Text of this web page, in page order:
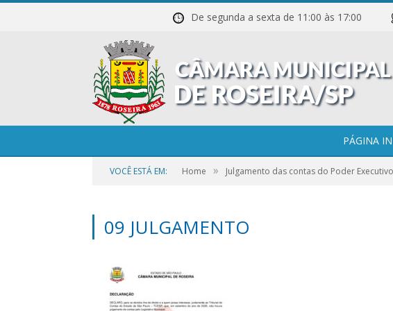
De segunda a sexta de 11:00 às 17:00
PÁGINA
VOCÊ ESTÁ EM: Home » Julgamento das contas do Poder
09 JULGAMENTO